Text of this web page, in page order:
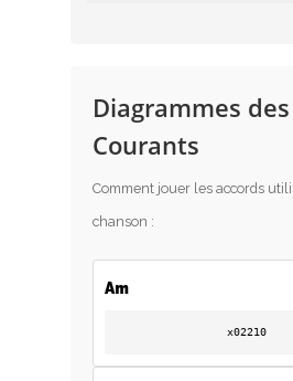
Diagrammes
Courants
Comment jouer les accords
chanson :
Am
x02210